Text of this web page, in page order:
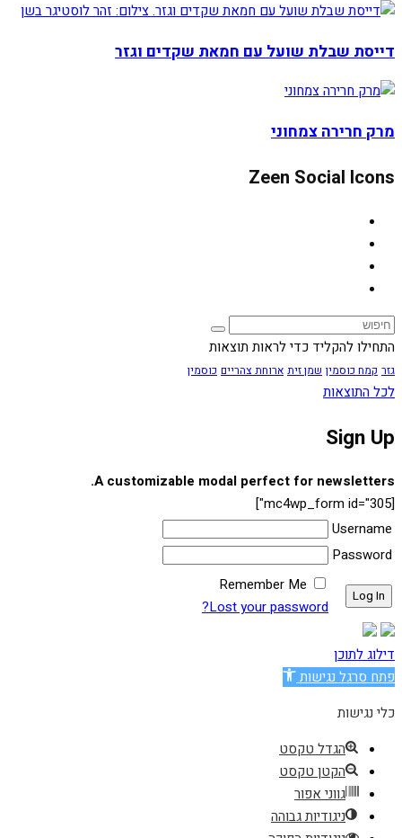
דייסת שבלת שועל עם חמאת שקדים וגזר
מרק חרירה צמחוני
Zeen Social Icons
התחילו להקליד כדי לראות תוצאות
גזר קמח כוסמין שמן זית ארוחת צהריים כוסמין
לכל התוצאות
Sign Up
A customizable modal perfect for newsletters.
[mc4wp_form id="305"]
Username
Password
Remember Me
Lost your password?
דילוג לתוכן
פתח סרגל נגישות
כלי נגישות
הגדל טקסט
הקטן טקסט
גווני אפור
ניגודיות גבוהה